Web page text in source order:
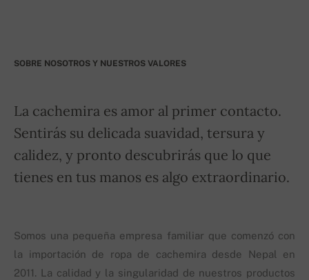
SOBRE NOSOTROS Y NUESTROS VALORES
La cachemira es amor al primer contacto.
Sentirás su delicada suavidad, tersura y
calidez, y pronto descubrirás que lo que
tienes en tus manos es algo extraordinario.
Somos una pequeña empresa familiar que comenzó con
la importación de ropa de cachemira desde Nepal en
2011. La calidad y la singularidad de nuestros productos